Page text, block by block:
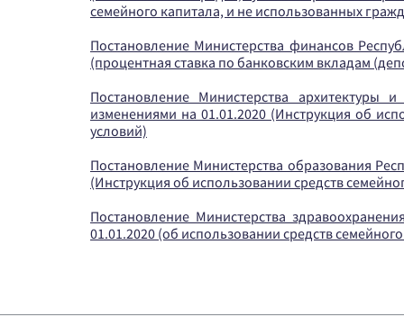
семейного капитала, и не использованных
Постановление Министерства финансов
(процентная ставка по банковским вкладам
Постановление Министерства
изменениями на 01.01.2020 (Инструкция об
условий)
Постановление Министерства образования
(Инструкция об использовании средств
Постановление Министерства
01.01.2020 (об использовании средств